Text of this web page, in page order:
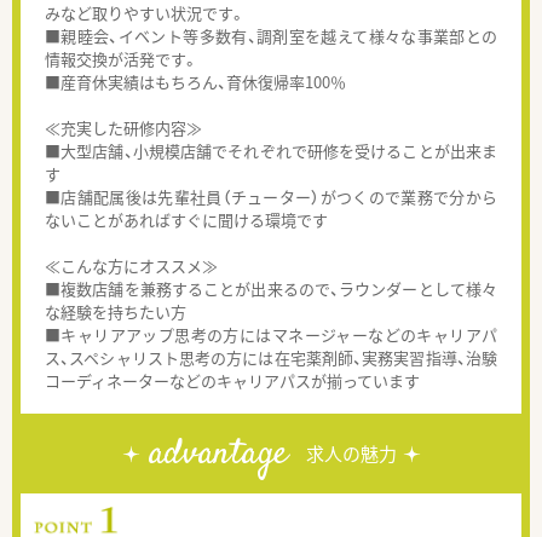
みなど取りやすい状況です。
■親睦会、イベント等多数有、調剤室を越えて様々な事業部との
情報交換が活発です。
■産育休実績はもちろん、育休復帰率100％
≪充実した研修内容≫
■大型店舗、小規模店舗でそれぞれで研修を受けることが出来ま
す
■店舗配属後は先輩社員（チューター）がつくので業務で分から
ないことがあればすぐに聞ける環境です
≪こんな方にオススメ≫
■複数店舗を兼務することが出来るので、ラウンダーとして様々
な経験を持ちたい方
■キャリアアップ思考の方にはマネージャーなどのキャリアパ
ス、スペシャリスト思考の方には在宅薬剤師、実務実習指導、治験
コーディネーターなどのキャリアパスが揃っています
advantage 求人の魅力